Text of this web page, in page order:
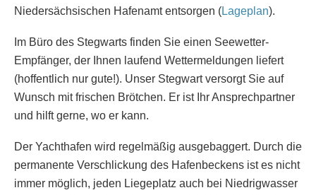
Niedersächsischen Hafenamt entsorgen (Lageplan).
Im Büro des Stegwarts finden Sie einen Seewetter-
Empfänger, der Ihnen laufend Wettermeldungen liefert
(hoffentlich nur gute!). Unser Stegwart versorgt Sie auf
Wunsch mit frischen Brötchen. Er ist Ihr Ansprechpartner
und hilft gerne, wo er kann.
Der Yachthafen wird regelmäßig ausgebaggert. Durch die
permanente Verschlickung des Hafenbeckens ist es nicht
immer möglich, jeden Liegeplatz auch bei Niedrigwasser